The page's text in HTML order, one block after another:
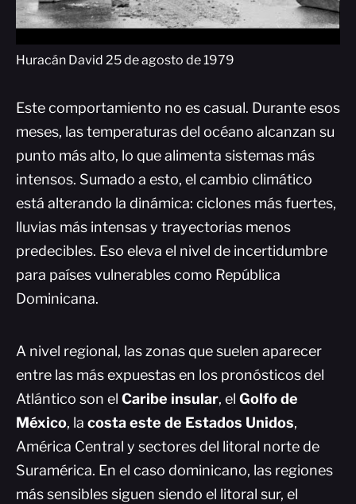
Huracán David 25 de agosto de 1979
Este comportamiento no es casual. Durante esos
meses, las temperaturas del océano alcanzan su
punto más alto, lo que alimenta sistemas más
intensos. Sumado a esto, el cambio climático
está alterando la dinámica: ciclones más fuertes,
lluvias más intensas y trayectorias menos
predecibles. Eso eleva el nivel de incertidumbre
para países vulnerables como República
Dominicana.
A nivel regional, las zonas que suelen aparecer
entre las más expuestas en los pronósticos del
Atlántico son el Caribe insular, el Golfo de
México, la costa este de Estados Unidos,
América Central y sectores del litoral norte de
Suramérica. En el caso dominicano, las regiones
más sensibles siguen siendo el litoral sur, el